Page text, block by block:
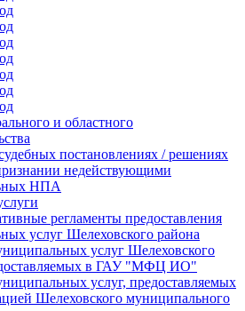
и областного
постановлениях / решениях
недействующими
НПА
регламенты предоставления
услуг Шелеховского района
услуг Шелеховского
в ГАУ "МФЦ ИО"
услуг, предоставляемых
Шелеховского муниципального